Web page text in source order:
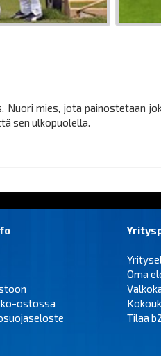
mies, jota painostetaan
sen ulkopuolella.
ostossa
Oma
Tilaa